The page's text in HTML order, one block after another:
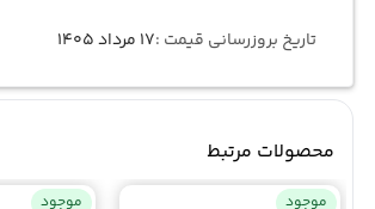
تاریخ بروزرسانی قیمت :۱۷ مرداد ۱۴۰۵
محصولات مرتبط
موجود موجود